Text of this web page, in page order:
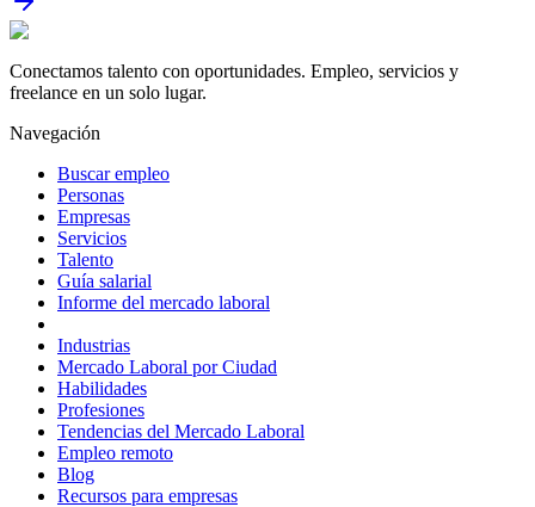
Conectamos talento con oportunidades. Empleo, servicios y
freelance en un solo lugar.
Navegación
Buscar empleo
Personas
Empresas
Servicios
Talento
Guía salarial
Informe del mercado laboral
Industrias
Mercado Laboral por Ciudad
Habilidades
Profesiones
Tendencias del Mercado Laboral
Empleo remoto
Blog
Recursos para empresas